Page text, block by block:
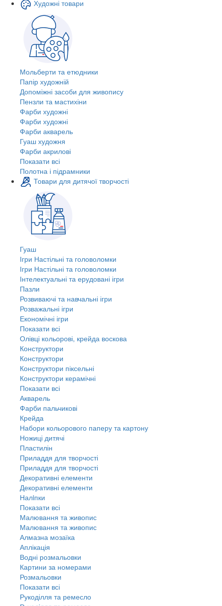
Художні товари
Мольберти та етюдники
Папір художній
Допоміжні засоби для живопису
Пензли та мастихіни
Фарби художні
Фарби художні
Фарби акварель
Гуаш художня
Фарби акрилові
Показати всі
Полотна і підрамники
Товари для дитячої творчості
Гуаш
Ігри Настільні та головоломки
Ігри Настільні та головоломки
Інтелектуальні та ерудовані ігри
Пазли
Розвиваючі та навчальні ігри
Розважальні ігри
Економічні ігри
Показати всі
Олівці кольорові, крейда воскова
Конструктори
Конструктори
Конструктори піксельні
Конструктори керамічні
Показати всі
Акварель
Фарби пальчикові
Крейда
Набори кольорового паперу та картону
Ножиці дитячі
Пластилін
Приладдя для творчості
Приладдя для творчості
Декоративні елементи
Декоративні елементи
Налiпки
Показати всі
Малювання та живопис
Малювання та живопис
Алмазна мозаїка
Аплікація
Водні розмальовки
Картини за номерами
Розмальовки
Показати всі
Рукоділля та ремесло